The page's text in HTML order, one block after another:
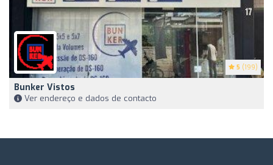
5 (199)
Bunker Vistos
Ver endereço e dados de contacto